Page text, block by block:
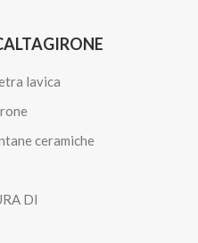
lavica
ceramiche
DI